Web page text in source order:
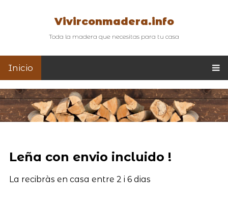
Vivirconmadera.info
Toda la madera que necesitas para tu casa
Inicio
Leña con envio incluido !
La recibràs en casa entre 2 i 6 dias